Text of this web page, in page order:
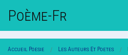
Poème-Fr
Accueil Poesie Les Auteurs Et Poetes